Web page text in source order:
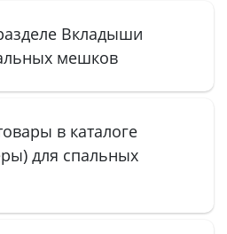
Вкладыши
мешков
в каталоге
для спальных